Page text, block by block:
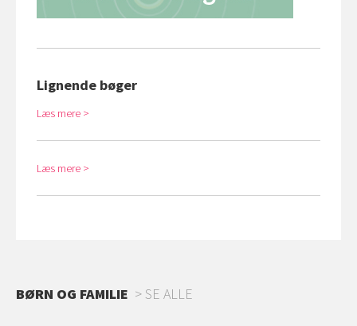
Lignende bøger
Læs mere
Læs mere
BØRN OG FAMILIE SE ALLE